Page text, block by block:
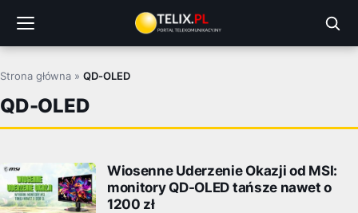
treści
Strona główna »QD-OLED
QD-OLED
Wiosenne Uderzenie Okazji od MSI:
monitory QD-OLED tańsze nawet o
1200 zł